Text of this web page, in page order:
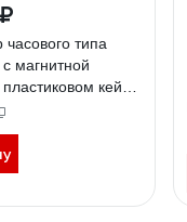
часового типа
магнитной
кейсе